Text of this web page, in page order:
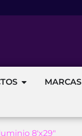
MARCAS
8′x29″